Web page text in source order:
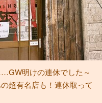
明けの連休でした～
超有名店も！連休取って